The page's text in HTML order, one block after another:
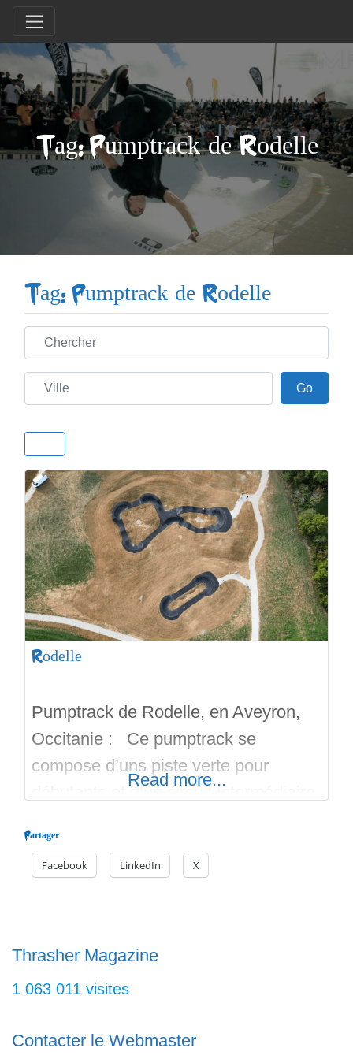
Tag: Pumptrack de Rodelle
Tag: Pumptrack de Rodelle
Chercher
Ville GoGo
Rodelle
Pumptrack de Rodelle, en Aveyron,
Occitanie : Ce pumptrack se
compose d’uns piste verte pour
débutants et d’un circuit intermédiaire
sont séparées. Le pumptrack est en
extérieur, en bitume, et d’accès
relevés, des bosses a enchaîner et
des
Read more...
Partager
Facebook LinkedIn X
Thrasher Magazine
1 063 011 visites
Contacter le Webmaster